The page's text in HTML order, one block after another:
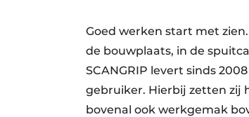
Goed werken start met
de bouwplaats, in de
SCANGRIP levert sinds
gebruiker. Hierbij zetten zij
bovenal ook werkgemak